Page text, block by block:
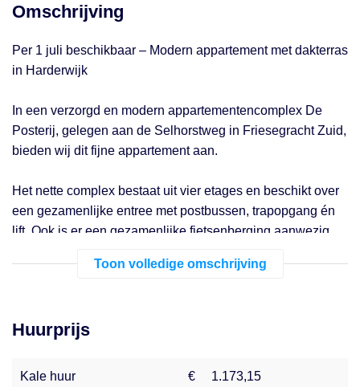
Omschrijving
Per 1 juli beschikbaar – Modern appartement met dakterras
in Harderwijk
In een verzorgd en modern appartementencomplex De
Posterij, gelegen aan de Selhorstweg in Friesegracht Zuid,
bieden wij dit fijne appartement aan.
Het nette complex bestaat uit vier etages en beschikt over
een gezamenlijke entree met postbussen, trapopgang én
lift. Ook is er een gezamenlijke fietsenberging aanwezig.
Het appartement is gelegen op de eerste etage en is
een koelkast, oven, inductiekookplaat, afzuigkap en
De badkamer is strak en modern uitgevoerd met een
Toon volledige omschrijving
Huurprijs
Kale huur € 1.173,15